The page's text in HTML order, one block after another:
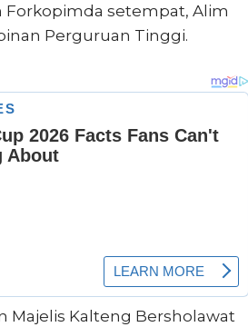
Forkopimda setempat, Alim
Perguruan Tinggi.
Majelis Kalteng Bersholawat